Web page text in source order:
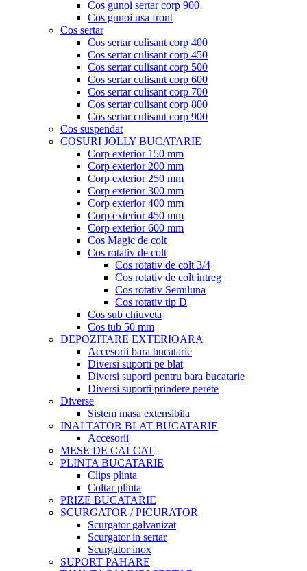
Cos gunoi sertar corp 900
Cos gunoi usa front
Cos sertar
Cos sertar culisant corp 400
Cos sertar culisant corp 450
Cos sertar culisant corp 500
Cos sertar culisant corp 600
Cos sertar culisant corp 700
Cos sertar culisant corp 800
Cos sertar culisant corp 900
Cos suspendat
COSURI JOLLY BUCATARIE
Corp exterior 150 mm
Corp exterior 200 mm
Corp exterior 250 mm
Corp exterior 300 mm
Corp exterior 400 mm
Corp exterior 450 mm
Corp exterior 600 mm
Cos Magic de colt
Cos rotativ de colt
Cos rotativ de colt 3/4
Cos rotativ de colt intreg
Cos rotativ Semiluna
Cos rotativ tip D
Cos sub chiuveta
Cos tub 50 mm
DEPOZITARE EXTERIOARA
Accesorii bara bucatarie
Diversi suporti pe blat
Diversi suporti pentru bara bucatarie
Diversi suporti prindere perete
Diverse
Sistem masa extensibila
INALTATOR BLAT BUCATARIE
Accesorii
MESE DE CALCAT
PLINTA BUCATARIE
Clips plinta
Coltar plinta
PRIZE BUCATARIE
SCURGATOR / PICURATOR
Scurgator galvanizat
Scurgator in sertar
Scurgator inox
SUPORT PAHARE